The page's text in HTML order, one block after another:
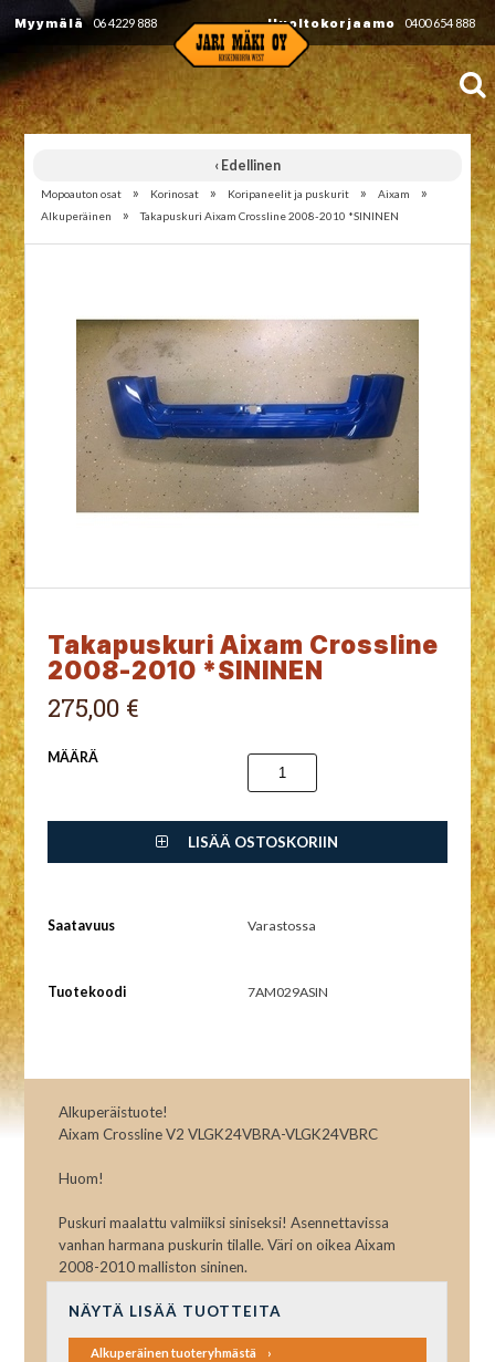
Myymälä 06 4229 888 Huoltokorjaamo 0400 654 888
‹ Edellinen
Mopoauton osat » Korinosat » Koripaneelit ja puskurit » Aixam »
Alkuperäinen » Takapuskuri Aixam Crossline 2008-2010 *SININEN
Takapuskuri Aixam Crossline
2008-2010 *SININEN
275,00 €
MÄÄRÄ
LISÄÄ OSTOSKORIIN
Saatavuus Varastossa
Tuotekoodi 7AM029ASIN
Alkuperäistuote!
Aixam Crossline V2 VLGK24VBRA-VLGK24VBRC
Huom!
Puskuri maalattu valmiiksi siniseksi! Asennettavissa
vanhan harmana puskurin tilalle. Väri on oikea Aixam
2008-2010 malliston sininen.
NÄYTÄ LISÄÄ TUOTTEITA
Alkuperäinen tuoteryhmästä